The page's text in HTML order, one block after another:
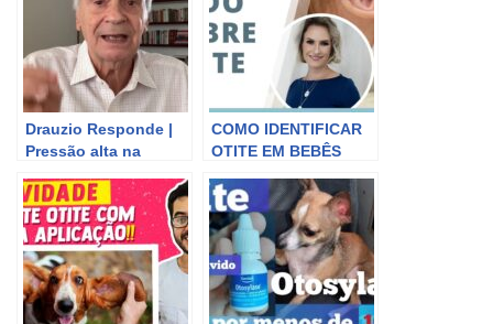
Drauzio Responde |
Pressão alta na
COMO IDENTIFICAR
OTITE EM BEBÊS